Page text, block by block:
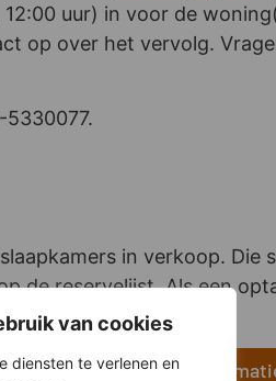
van cookies
diensten te verlenen en
uur) in voor de
op over het vervolg.
in verkoop. Die
de reservelijst. Als een
Klik hier voor meer